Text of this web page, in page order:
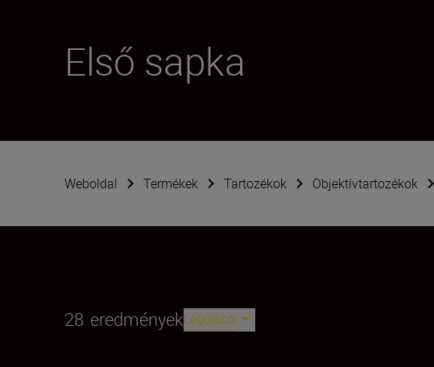
Első sapka
Weboldal Termékek Tartozékok Objektívtartozékok
28 eredményekLegújabb